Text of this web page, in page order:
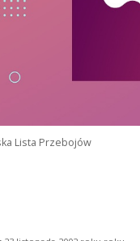
Lista Przebojów